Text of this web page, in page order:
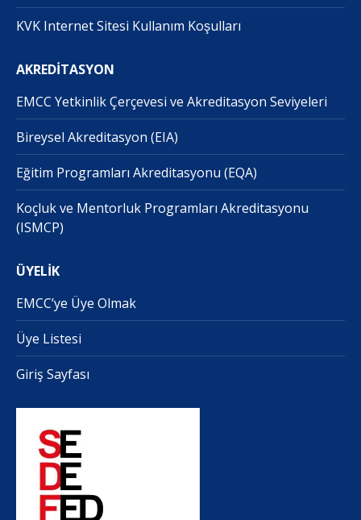
KVK Internet Sitesi Kullanım Koşulları
AKREDİTASYON
EMCC Yetkinlik Çerçevesi ve Akreditasyon Seviyeleri
Bireysel Akreditasyon (EIA)
Eğitim Programları Akreditasyonu (EQA)
Koçluk ve Mentorluk Programları Akreditasyonu
(ISMCP)
ÜYELİK
EMCC’ye Üye Olmak
Üye Listesi
Giriş Sayfası